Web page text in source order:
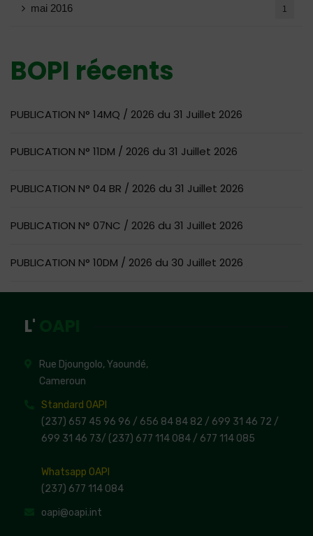
mai 2016 1
BOPI récents
PUBLICATION N° 14MQ / 2026 du 31 Juillet 2026
PUBLICATION N° 11DM / 2026 du 31 Juillet 2026
PUBLICATION N° 04 BR / 2026 du 31 Juillet 2026
PUBLICATION N° 07NC / 2026 du 31 Juillet 2026
PUBLICATION N° 10DM / 2026 du 30 Juillet 2026
L'
Rue Djoungolo, Yaoundé,
Cameroun
Standard OAPI
(237) 657 45 96 96 / 656 84 84 82 / 699 31 46 72 /
699 31 46 73/ (237) 677 114 084 / 677 114 085
Whatsapp OAPI
(237) 677 114 084
oapi@oapi.int